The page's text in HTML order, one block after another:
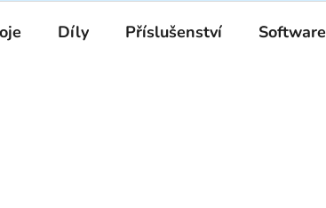
Díly Příslušenství Software